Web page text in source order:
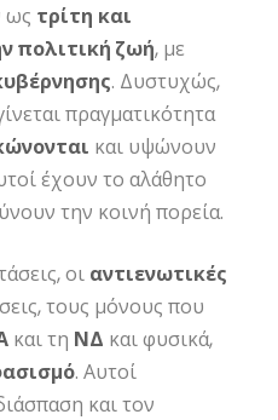
ως τρίτη και
πολιτική ζωή, με
. Δυστυχώς,
πραγματικότητα
και υψώνουν
έχουν το αλάθητο
την κοινή πορεία.
οι αντιενωτικές
τους μόνους που
και τη ΝΔ και φυσικά,
. Αυτοί
και τον